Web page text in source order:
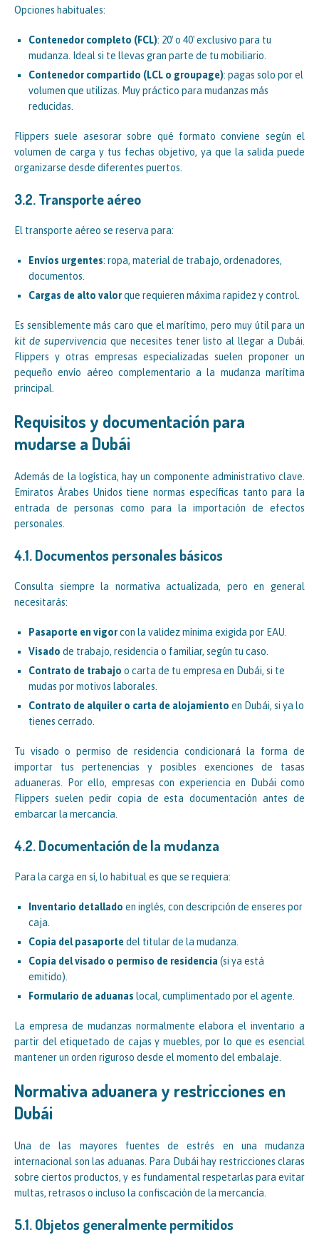
Opciones habituales:
Contenedor completo (FCL): 20′ o 40′ exclusivo para tu
mudanza. Ideal si te llevas gran parte de tu mobiliario.
Contenedor compartido (LCL o groupage): pagas solo por el
volumen que utilizas. Muy práctico para mudanzas más
reducidas.
Flippers suele asesorar sobre qué formato conviene según el
volumen de carga y tus fechas objetivo, ya que la salida puede
organizarse desde diferentes puertos.
3.2. Transporte aéreo
El transporte aéreo se reserva para:
Envíos urgentes: ropa, material de trabajo, ordenadores,
documentos.
Cargas de alto valorque requieren máxima rapidez y control.
Es sensiblemente más caro que el marítimo, pero muy útil para un
kit de supervivenciaque necesites tener listo al llegar a Dubái.
Flippers y otras empresas especializadas suelen proponer un
pequeño envío aéreo complementario a la mudanza marítima
principal.
Requisitos y documentación para
mudarse a Dubái
Además de la logística, hay un componente administrativo clave.
Emiratos Árabes Unidos tiene normas específicas tanto para la
entrada de personas como para la importación de efectos
personales.
4.1. Documentos personales básicos
Consulta siempre la normativa actualizada, pero en general
necesitarás:
Pasaporte en vigorcon la validez mínima exigida por EAU.
Visado de trabajo, residencia o familiar, según tu caso.
Contrato de trabajo o carta de tu empresa en Dubái, si te
mudas por motivos laborales.
Contrato de alquiler o carta de alojamiento en Dubái, si ya lo
tienes cerrado.
Tu visado o permiso de residencia condicionará la forma de
importar tus pertenencias y posibles exenciones de tasas
aduaneras. Por ello, empresas con experiencia en Dubái como
Flippers suelen pedir copia de esta documentación antes de
embarcar la mercancía.
4.2. Documentación de la mudanza
Para la carga en sí, lo habitual es que se requiera:
Inventario detallado en inglés, con descripción de enseres por
caja.
Copia del pasaportedel titular de la mudanza.
Copia del visado o permiso de residencia (si ya está
emitido).
Formulario de aduanas local, cumplimentado por el agente.
La empresa de mudanzas normalmente elabora el inventario a
partir del etiquetado de cajas y muebles, por lo que es esencial
mantener un orden riguroso desde el momento del embalaje.
Normativa aduanera y restricciones en
Dubái
Una de las mayores fuentes de estrés en una mudanza
internacional son las aduanas. Para Dubái hay restricciones claras
sobre ciertos productos, y es fundamental respetarlas para evitar
multas, retrasos o incluso la confiscación de la mercancía.
5.1. Objetos generalmente permitidos